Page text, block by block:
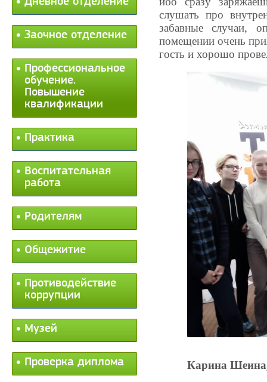
Заочное отделение
Профессиональное
обучение.
Повышение
квалификации
Практика
Воспитательная
работа
Родителям
Общежитие
Противодействие
коррупции
Музей
Проверка диплома
слушать про
забавные случаи,
помещении очень
гость и хорошо
Карина